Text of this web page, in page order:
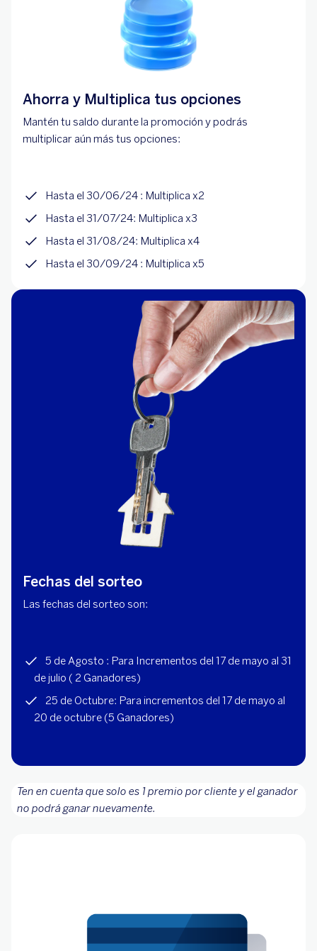
Ahorra y Multiplica tus opciones
Mantén tu saldo durante la promoción y podrás
multiplicar aún más tus opciones:
Hasta el 30/06/24 : Multiplica x2
Hasta el 31/07/24: Multiplica x3
Hasta el 31/08/24: Multiplica x4
Hasta el 30/09/24 : Multiplica x5
Fechas del sorteo
Las fechas del sorteo son:
5 de Agosto : Para Incrementos del 17 de mayo al 31
de julio ( 2 Ganadores)
25 de Octubre: Para incrementos del 17 de mayo al
20 de octubre (5 Ganadores)
Ten en cuenta que solo es 1 premio por cliente y el ganador
no podrá ganar nuevamente.